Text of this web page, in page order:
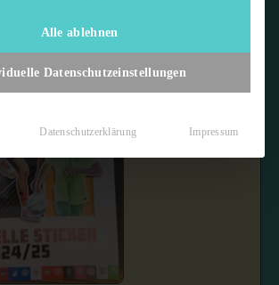
Alle ablehnen
Datenschutzeinstellungen
Datenschutzerklärung Impressum